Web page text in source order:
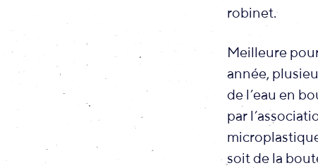
robinet.
Meilleure
année,
de l’eau en
par
soit de la